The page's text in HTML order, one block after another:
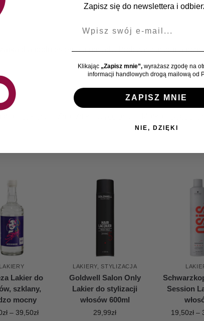
dla podniesienia u nasady. Podczas suszenia
LAKIERY
Lakier do
szklany,
mocny
zł – 39,50zł
LAKIERY, STYLIZACJA
Goldwell Salon Only
Lakier do stylizacji
włosów 600ml
29,99zł
Session
19,50zł –
Zapisz się do newslettera i
Klikając „Zapisz mnie”,wyrażasz zgodę na
informacji handlowych drogą mailową od
ZAPISZ MNIE
NIE, DZIĘKI